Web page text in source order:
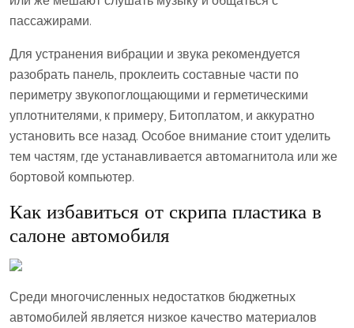
пассажирами.
Для устранения вибрации и звука рекомендуется
разобрать панель, проклеить составные части по
периметру звукопоглощающими и герметическими
уплотнителями, к примеру, Битоплатом, и аккуратно
установить все назад. Особое внимание стоит уделить
тем частям, где устанавливается автомагнитола или же
бортовой компьютер.
Как избавиться от скрипа пластика в
салоне автомобиля
Среди многочисленных недостатков бюджетных
автомобилей является низкое качество материалов